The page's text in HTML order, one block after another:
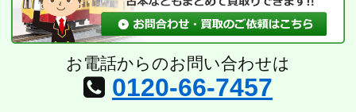
お電話からのお問い合わせは
0120-66-7457